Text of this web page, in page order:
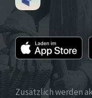
Zusätzlich werden